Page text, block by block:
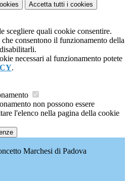
Accetta tutti i cookies
scegliere quali cookie consentire.
consentono il funzionamento della
necessari al funzionamento potete
.
non possono essere
l'elenco nella pagina della cookie
Marchesi di Padova